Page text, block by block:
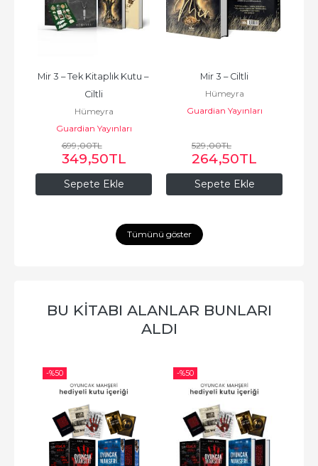
Sepete Ekle
Mir 3 – Tek Kitaplık Kutu –
Ciltli
Hümeyra
Guardian Yayınları
699,00TL
349,50TL
Sepete Ekle
Mir 3 – Ciltli
Hümeyra
Guardian Yayınları
529,00TL
264,50TL
Tümünü göster
BU KITABI ALANLAR BUNLARI
ALDI
-%50 -%50